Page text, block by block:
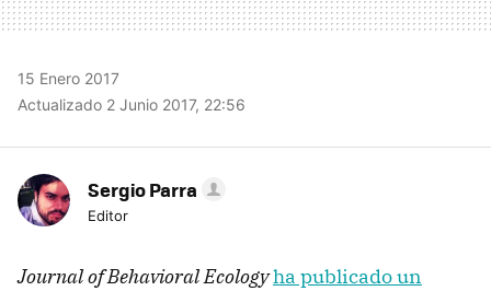
15 Enero 2017
Actualizado 2 Junio 2017, 22:56
Sergio Parra
Editor
Journal of Behavioral Ecologyha publicado un